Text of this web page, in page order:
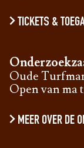
TICKETS &
Oude
Open van ma
MEER OVER DE